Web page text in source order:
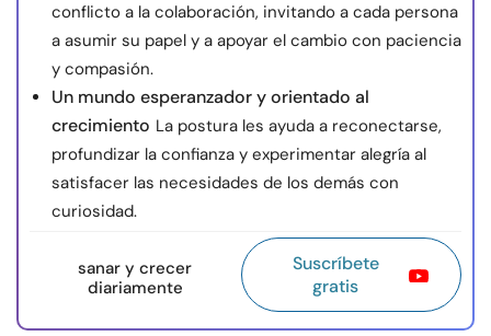
conflicto a la colaboración, invitando a cada persona
a asumir su papel y a apoyar el cambio con paciencia
y compasión.
Un mundo esperanzador y orientado al
crecimiento La postura les ayuda a reconectarse,
profundizar la confianza y experimentar alegría al
satisfacer las necesidades de los demás con
curiosidad.
sanar y crecer
diariamente
Suscríbete
gratis